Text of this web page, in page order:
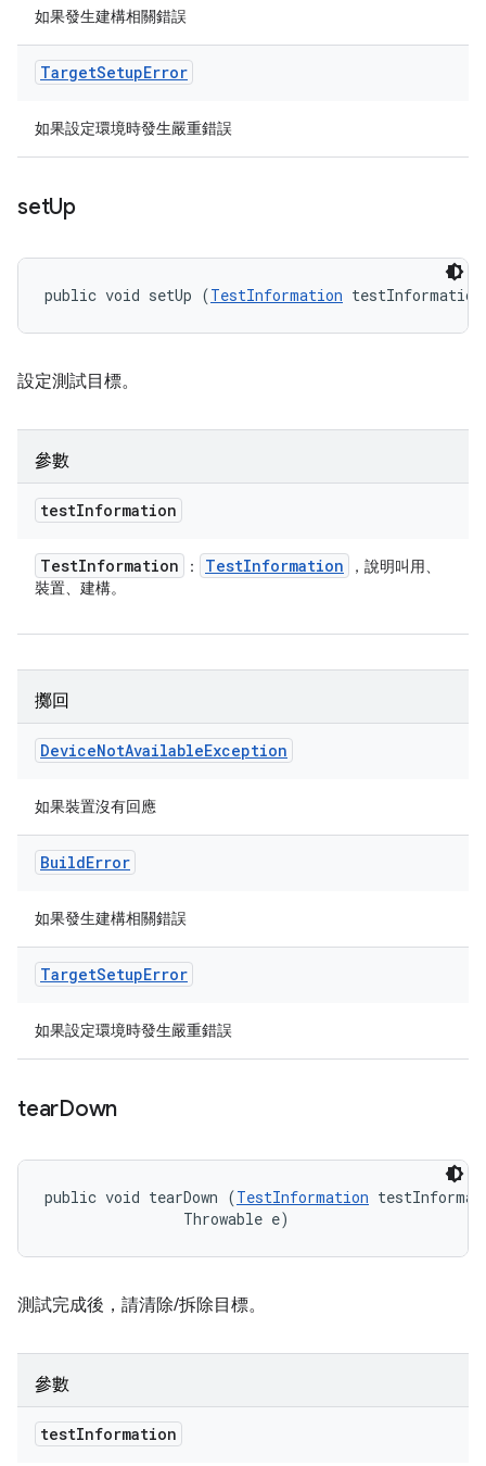
如果發生建構相關錯誤
TargetSetupError
如果設定環境時發生嚴重錯誤
setUp
public void setUp (TestInformation
設定測試目標。
參數
testInformation
TestInformation ： TestInformation
，說明叫用、
裝置、建構。
擲回
DeviceNotAvailableException
如果裝置沒有回應
BuildError
如果發生建構相關錯誤
TargetSetupError
如果設定環境時發生嚴重錯誤
tearDown
public void tearDown (TestInformation
                Throwable e)
測試完成後，請清除/拆除目標。
參數
testInformation